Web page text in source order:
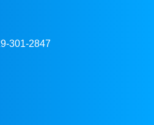
301-2847